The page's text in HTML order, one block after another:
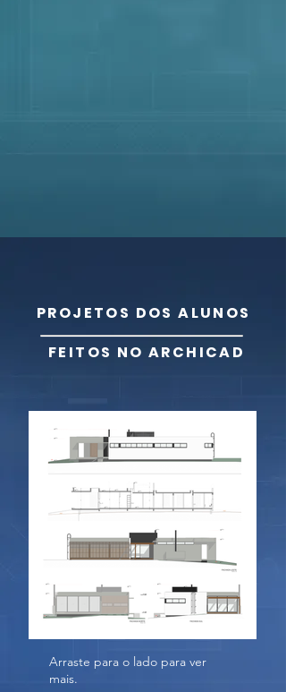
PROJETOS DOS ALUNOS
FEITOS NO ARCHICAD
Arraste para o lado para ver
mais.